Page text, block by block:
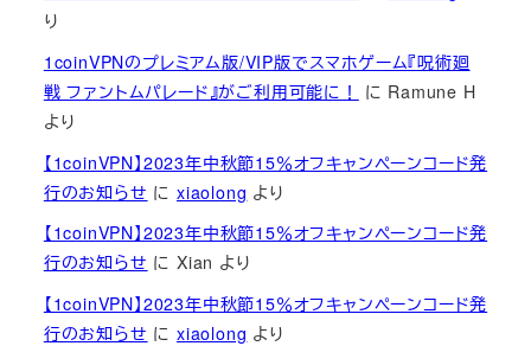
り
1coinVPNのプレミアム版/VIP版でスマホゲーム『呪術廻
戦 ファントムパレード』がご利用可能に！
に Ramune H
より
【1coinVPN】2023年中秋節15％オフキャンペーンコード発
行のお知らせ にxiaolong より
【1coinVPN】2023年中秋節15％オフキャンペーンコード発
行のお知らせ にXian より
【1coinVPN】2023年中秋節15％オフキャンペーンコード発
行のお知らせ にxiaolong より